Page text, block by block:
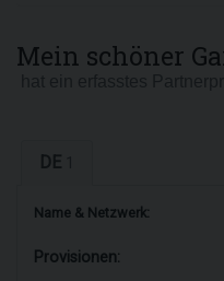
Mein schöner
DE
Name & Netzwerk:
Provisionen: